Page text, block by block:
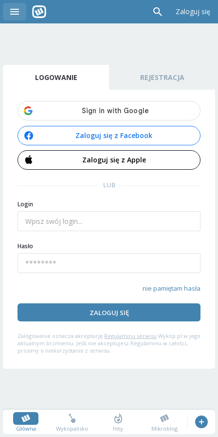
Zaloguj się
LOGOWANIE REJESTRACJA
Zaloguj się z Facebook
Zaloguj się z Apple
LUB
Login
Hasło
nie pamiętam hasła
ZALOGUJ SIĘ
Zalogowanie oznacza akceptację Regulaminu serwisu Wykop.pl w jego
aktualnym brzmieniu. Jeśli nie akceptujesz Regulaminu w całości,
prosimy o niekorzystanie z serwisu.
Główna Wykopalisko Hity Mikroblog